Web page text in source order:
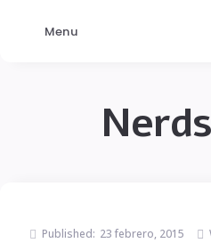
Published: 23 febrero, 2015
Menu